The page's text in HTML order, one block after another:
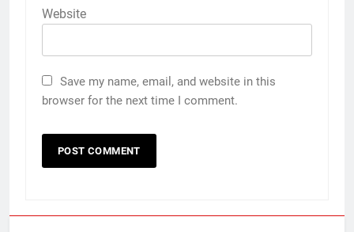
Website
Save my name, email, and website in this
browser for the next time I comment.